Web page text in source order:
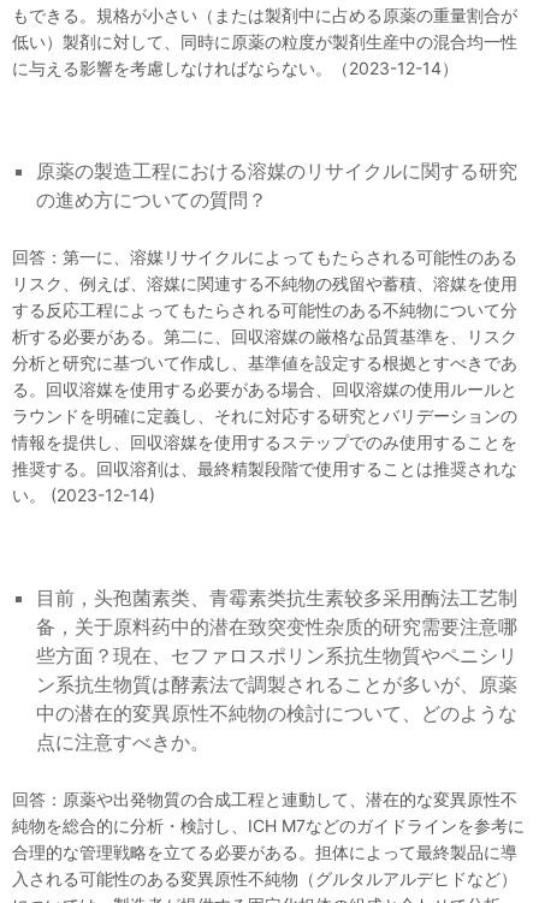
もできる。規格が小さい（または製剤中に占める原薬の重量割合が
低い）製剤に対して、同時に原薬の粒度が製剤生産中の混合均一性
に与える影響を考慮しなければならない。（2023-12-14）
原薬の製造工程における溶媒のリサイクルに関する研究
の進め方についての質問？
回答：第一に、溶媒リサイクルによってもたらされる可能性のある
リスク、例えば、溶媒に関連する不純物の残留や蓄積、溶媒を使用
する反応工程によってもたらされる可能性のある不純物について分
析する必要がある。第二に、回収溶媒の厳格な品質基準を、リスク
分析と研究に基づいて作成し、基準値を設定する根拠とすべきであ
る。回収溶媒を使用する必要がある場合、回収溶媒の使用ルールと
ラウンドを明確に定義し、それに対応する研究とバリデーションの
情報を提供し、回収溶媒を使用するステップでのみ使用することを
推奨する。回収溶剤は、最終精製段階で使用することは推奨されな
い。 (2023-12-14)
目前，头孢菌素类、青霉素类抗生素较多采用酶法工艺制
备，关于原料药中的潜在致突变性杂质的研究需要注意哪
些方面？現在、セファロスポリン系抗生物質やペニシリ
ン系抗生物質は酵素法で調製されることが多いが、原薬
中の潜在的変異原性不純物の検討について、どのような
点に注意すべきか。
回答：原薬や出発物質の合成工程と連動して、潜在的な変異原性不
純物を総合的に分析・検討し、ICH M7などのガイドラインを参考に
合理的な管理戦略を立てる必要がある。担体によって最終製品に導
入される可能性のある変異原性不純物（グルタルアルデヒドなど）